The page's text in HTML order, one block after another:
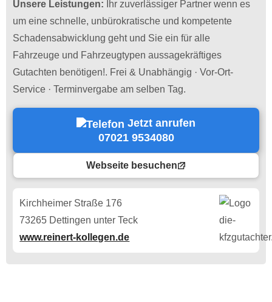
Unsere Leistungen: Ihr zuverlässiger Partner wenn es
um eine schnelle, unbürokratische und kompetente
Schadensabwicklung geht und Sie ein für alle
Fahrzeuge und Fahrzeugtypen aussagekräftiges
Gutachten benötigen!. Frei & Unabhängig · Vor-Ort-
Service · Terminvergabe am selben Tag.
Jetzt anrufen
07021 9534080
Webseite besuchen
Kirchheimer Straße 176
73265 Dettingen unter Teck
www.reinert-kollegen.de